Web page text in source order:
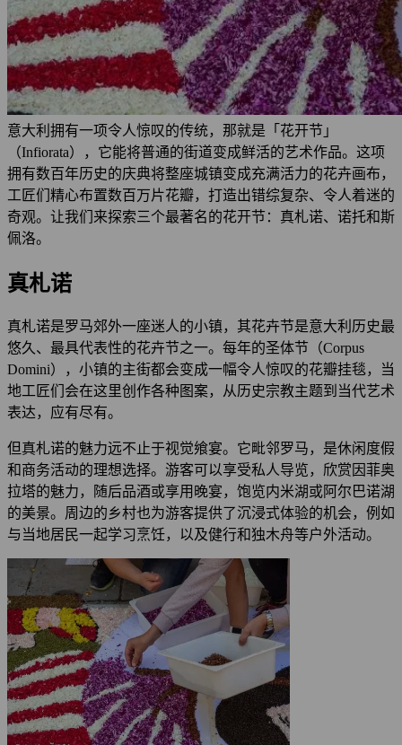
意大利拥有一项令人惊叹的传统，那就是「花开节」
（Infiorata），它能将普通的街道变成鲜活的艺术作品。这项
拥有数百年历史的庆典将整座城镇变成充满活力的花卉画布，
工匠们精心布置数百万片花瓣，打造出错综复杂、令人着迷的
奇观。让我们来探索三个最著名的花开节：真札诺、诺托和斯
佩洛。
真札诺
真札诺是罗马郊外一座迷人的小镇，其花卉节是意大利历史最
悠久、最具代表性的花卉节之一。每年的圣体节（Corpus
Domini），小镇的主街都会变成一幅令人惊叹的花瓣挂毯，当
地工匠们会在这里创作各种图案，从历史宗教主题到当代艺术
表达，应有尽有。
但真札诺的魅力远不止于视觉飨宴。它毗邻罗马，是休闲度假
和商务活动的理想选择。游客可以享受私人导览，欣赏因菲奥
拉塔的魅力，随后品酒或享用晚宴，饱览内米湖或阿尔巴诺湖
的美景。周边的乡村也为游客提供了沉浸式体验的机会，例如
与当地居民一起学习烹饪，以及健行和独木舟等户外活动。